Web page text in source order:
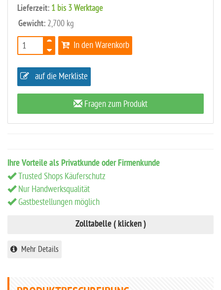
Lieferzeit: 1 bis 3 Werktage
Gewicht: 2,700 kg
In den Warenkorb
auf die Merkliste
Fragen zum Produkt
Ihre Vorteile als Privatkunde oder Firmenkunde
Trusted Shops Käuferschutz
Nur Handwerksqualität
Gastbestellungen möglich
Zolltabelle ( klicken )
Mehr Details